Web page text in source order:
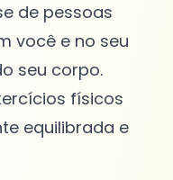
de pessoas
você e no seu
seu corpo.
físicos
equilibrada e